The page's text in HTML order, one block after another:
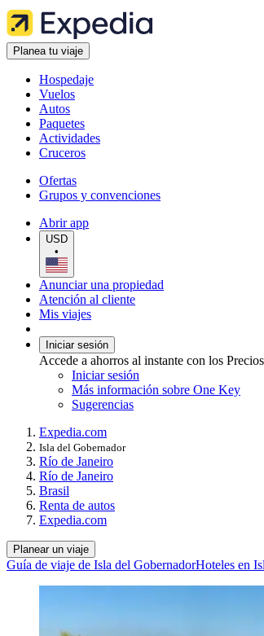
Planea tu viaje
Hospedaje
Vuelos
Autos
Paquetes
Actividades
Cruceros
Ofertas
Grupos y convenciones
Abrir app
USD
•
Anunciar una propiedad
Atención al cliente
Mis viajes
Iniciar sesión
Accede a ahorros al instante con los
Iniciar sesión
Más información sobre One Key
Sugerencias
Expedia.com
Isla del Gobernador
Río de Janeiro
Río de Janeiro
Brasil
Renta de autos
Expedia.com
Planear un viaje
Guía de viaje de Isla del GobernadorHoteles en